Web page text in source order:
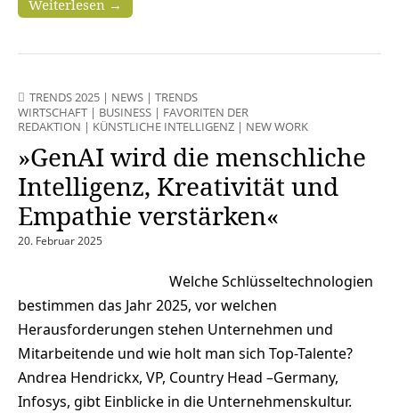
Weiterlesen →
TRENDS 2025 | NEWS | TRENDS
WIRTSCHAFT | BUSINESS | FAVORITEN DER
REDAKTION | KÜNSTLICHE INTELLIGENZ | NEW WORK
»GenAI wird die menschliche
Intelligenz, Kreativität und
Empathie verstärken«
20. Februar 2025
Welche Schlüsseltechnologien
bestimmen das Jahr 2025, vor welchen
Herausforderungen stehen Unternehmen und
Mitarbeitende und wie holt man sich Top-Talente?
Andrea Hendrickx, VP, Country Head –Germany,
Infosys, gibt Einblicke in die Unternehmenskultur.